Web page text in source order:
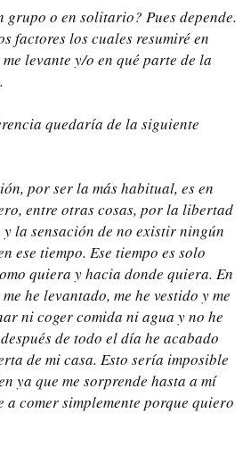
grupo o en solitario? Pues depende.
factores los cuales resumiré en
levante y/o en qué parte de la
quedaría de la siguiente
por ser la más habitual, es en
entre otras cosas, por la libertad
y la sensación de no existir ningún
ese tiempo. Ese tiempo es solo
quiera y hacia donde quiera. En
he levantado, me he vestido y me
ni coger comida ni agua y no he
de todo el día he acabado
de mi casa. Esto sería imposible
ya que me sorprende hasta a mí
a comer simplemente porque quiero